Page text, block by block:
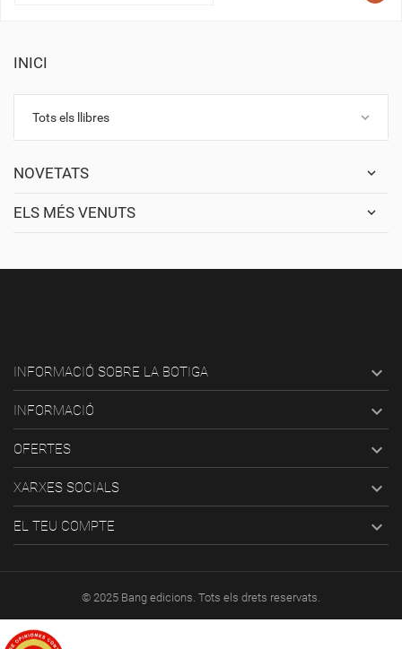
INICI
Tots els llibres keyboard_arrow_down
NOVETATS
ELS MÉS VENUTS
INFORMACIÓ SOBRE LA BOTIGA 
INFORMACIÓ 
OFERTES 
XARXES SOCIALS 
EL TEU COMPTE 
© 2025 Bang edicions. Tots els drets reservats.